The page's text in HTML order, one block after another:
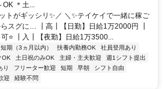
OK ＊土...
トがギッシリ✨／ ＼✨テイケイで一緒に稼ご
スグに… ┃高┃【日勤】日給1万2000円 ┃
⭐ ┃入┃【夜勤】日給1万3500...
短期（3ヵ月以内） 扶養内勤務OK
社員登用あり
OK 土日祝のみOK 主婦・主夫歓迎
週1シフト提出
り フリーター歓迎 短期 早朝
シフト自由
迎 経験不問